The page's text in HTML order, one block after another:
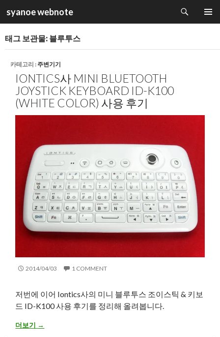
syanoe webnote
색
츠
로
건
태그 보관물: 블루투스
카테고리 : 주변기기
IONTICS사 MINI BLUETOOTH
JOYSTICK KEYBOARD ID-K100
(WHITE COLOR) 사용 후기
2014/04/03 1 COMMENT
저번에 이어 Iontics사의 미니 블루투스 조이스틱 & 키보
드 ID-K100 사용 후기를 정리해 올려봅니다.
Iontics사 Mini Bluetooth Joystick Keyboard ID-K100 (white
더보기 →